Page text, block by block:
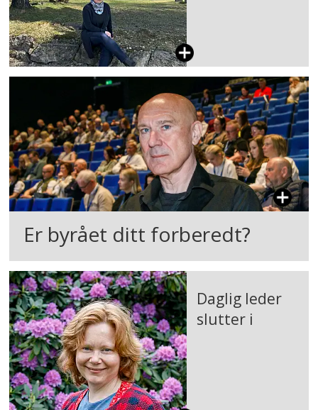
Er byrået ditt forberedt?
Daglig leder
slutter i